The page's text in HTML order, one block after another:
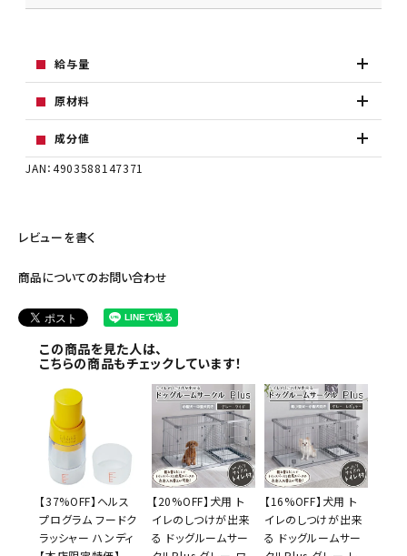
給与量
原材料
成分値
JAN：4903588147371
レビューを書く
商品についてのお問い合わせ
この商品を見た人は、
こちらの商品もチェックしています！
【37%OFF】ヘルス
プログラム フードク
ラッシャー ハンディ
【20%OFF】犬用 ト
イレのしつけが出来
る ドッグルームサー
【16%OFF】犬用 ト
イレのしつけが出来
る ドッグルームサー